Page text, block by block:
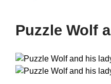
Puzzle Wolf